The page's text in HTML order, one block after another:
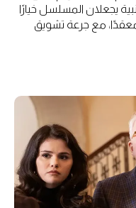
يجعلان المسلسل خيارًا
مع جرعة تشويق